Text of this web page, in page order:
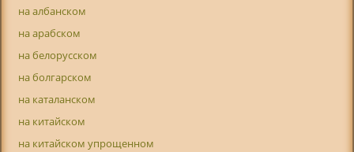
на албанском
на арабском
на белорусском
на болгарском
на каталанском
на китайском
на китайском упрощенном